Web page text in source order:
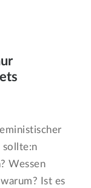
sollte:n
Wessen
Ist es